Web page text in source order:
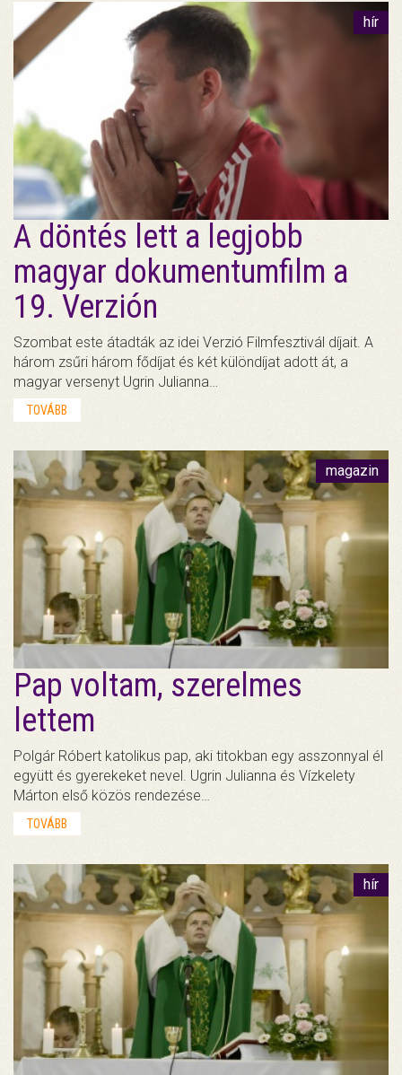
hír
A döntés lett a legjobb
magyar dokumentumfilm a
19. Verzión
Szombat este átadták az idei Verzió Filmfesztivál díjait. A
három zsűri három fődíjat és két különdíjat adott át, a
magyar versenyt Ugrin Julianna…
TOVÁBB
magazin
Pap voltam, szerelmes
lettem
Polgár Róbert katolikus pap, aki titokban egy asszonnyal él
együtt és gyerekeket nevel. Ugrin Julianna és Vízkelety
Márton első közös rendezése…
TOVÁBB
hír